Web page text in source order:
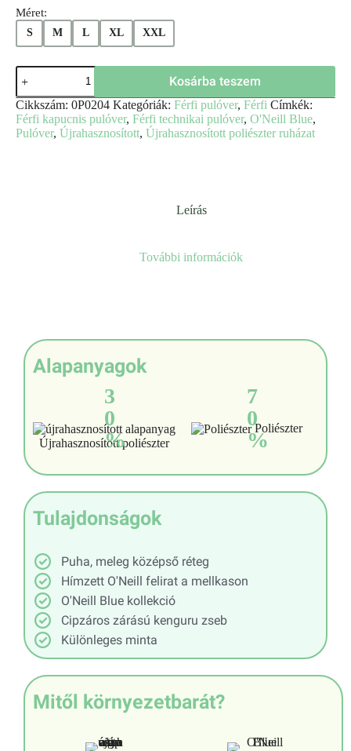
Méret:
S M L XL XXL
Kosárba teszem
Cikkszám: 0P0204 Kategóriák: Férfi pulóver, Férfi Címkék:
Férfi kapucnis pulóver, Férfi technikai pulóver, O'Neill Blue,
Pulóver, Újrahasznosított, Újrahasznosított poliészter ruházat
Leírás
További információk
Alapanyagok
3
0
%
Újrahasznosított poliészter
7
0
%
Poliészter
Tulajdonságok
Puha, meleg középső réteg
Hímzett O'Neill felirat a mellkason
O'Neill Blue kollekció
Cipzáros zárású kenguru zseb
Különleges minta
Mitől környezetbarát?